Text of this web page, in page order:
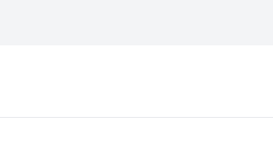
pelo profissional em seu